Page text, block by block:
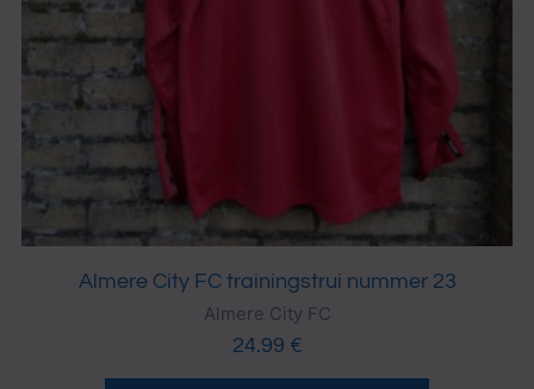
Almere City FC trainingstrui nummer 23
Almere City FC
24.99 €